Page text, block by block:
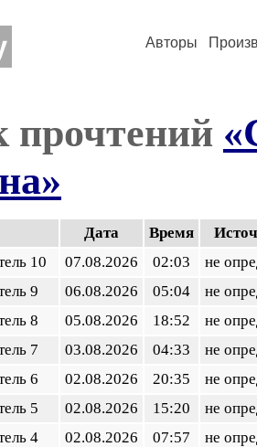
Авторы
прочтений
Дата Время
10
07.08.2026 02:03
не
9
06.08.2026 05:04
не
8
05.08.2026 18:52
не
7
03.08.2026 04:33
не
6
02.08.2026 20:35
не
5
02.08.2026 15:20
не
4
02.08.2026 07:57
не